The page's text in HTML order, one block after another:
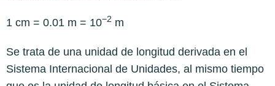
1 cm = 0.01 m = 10−2 m
Se trata de una unidad de longitud derivada en el
Sistema Internacional de Unidades, al mismo tiempo